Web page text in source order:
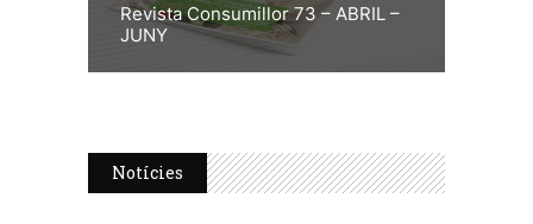
Revista Consumillor 73 – ABRIL –
JUNY
Notícies